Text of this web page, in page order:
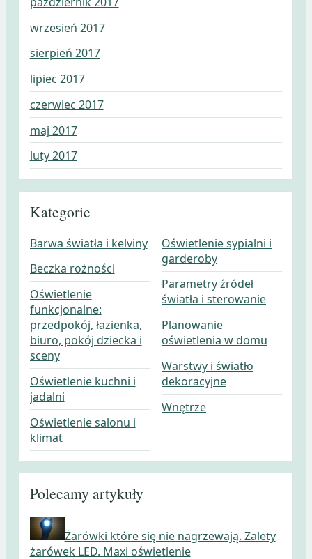
wrzesień 2017
sierpień 2017
lipiec 2017
czerwiec 2017
maj 2017
luty 2017
Kategorie
Barwa światła i kelviny
Beczka rożności
Oświetlenie
funkcjonalne:
przedpokój, łazienka,
biuro, pokój dziecka i
sceny
Oświetlenie kuchni i
jadalni
Oświetlenie salonu i
klimat
Oświetlenie sypialni i
garderoby
Parametry źródeł
światła i sterowanie
Planowanie
oświetlenia w domu
Warstwy i światło
dekoracyjne
Wnętrze
Polecamy artykuły
Żarówki które się nie nagrzewają. Zalety
żarówek LED. Maxi oświetlenie